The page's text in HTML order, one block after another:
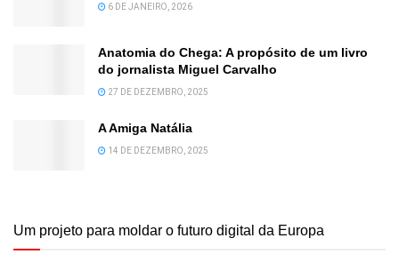
6 DE JANEIRO, 2026
Anatomia do Chega: A propósito de um livro
do jornalista Miguel Carvalho
27 DE DEZEMBRO, 2025
A Amiga Natália
14 DE DEZEMBRO, 2025
Um projeto para moldar o futuro digital da Europa